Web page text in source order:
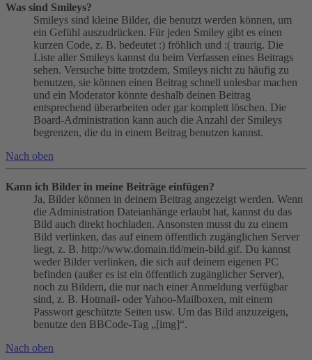
Was sind Smileys?
Smileys sind kleine Bilder, die benutzt werden können, um
ein Gefühl auszudrücken. Für jeden Smiley gibt es einen
kurzen Code, z. B. bedeutet :) fröhlich und :( traurig. Die
Liste aller Smileys kannst du beim Verfassen eines Beitrags
sehen. Versuche bitte trotzdem, Smileys nicht zu häufig zu
benutzen, sie können einen Beitrag schnell unlesbar machen
und ein Moderator könnte deshalb deinen Beitrag
entsprechend überarbeiten oder gar komplett löschen. Die
Board-Administration kann auch die Anzahl der Smileys
begrenzen, die du in einem Beitrag benutzen kannst.
Nach oben
Kann ich Bilder in meine Beiträge einfügen?
Ja, Bilder können in deinem Beitrag angezeigt werden. Wenn
die Administration Dateianhänge erlaubt hat, kannst du das
Bild auch direkt hochladen. Ansonsten musst du zu einem
Bild verlinken, das auf einem öffentlich zugänglichen Server
liegt, z. B. http://www.domain.tld/mein-bild.gif. Du kannst
weder Bilder verlinken, die sich auf deinem eigenen PC
befinden (außer es ist ein öffentlich zugänglicher Server),
noch zu Bildern, die nur nach einer Anmeldung verfügbar
sind, z. B. Hotmail- oder Yahoo-Mailboxen, mit einem
Passwort geschützte Seiten usw. Um das Bild anzuzeigen,
benutze den BBCode-Tag „[img]“.
Nach oben